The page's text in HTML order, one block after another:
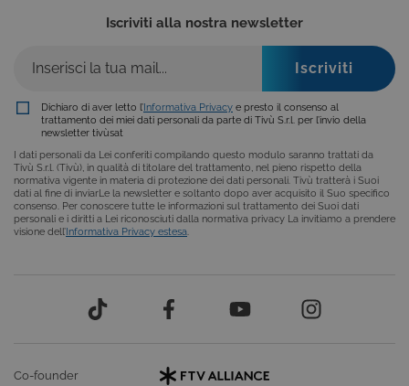
Iscriviti alla nostra newsletter
Dichiaro di aver letto l’Informativa Privacy e presto il consenso al
trattamento dei miei dati personali da parte di Tivù S.r.l. per l’invio della
newsletter tivùsat
I dati personali da Lei conferiti compilando questo modulo saranno trattati da
Tivù S.r.l. (Tivù), in qualità di titolare del trattamento, nel pieno rispetto della
normativa vigente in materia di protezione dei dati personali. Tivù tratterà i Suoi
dati al fine di inviarLe la newsletter e soltanto dopo aver acquisito il Suo specifico
consenso. Per conoscere tutte le informazioni sul trattamento dei Suoi dati
personali e i diritti a Lei riconosciuti dalla normativa privacy La invitiamo a prendere
visione dell’Informativa Privacy estesa
Co-founder
COOKIE ANALITICI
COOKIE DI PROFILAZIONE
FUNZIONALITÀ
Cookie tecnici
Cookie analitici
Cookie di profilazione
Funzionalità
navigazione, che costituiscono una richiesta di
servizi ai sensi di legge, come la corretta
selezionati (es. lingua, prodotti presenti nel